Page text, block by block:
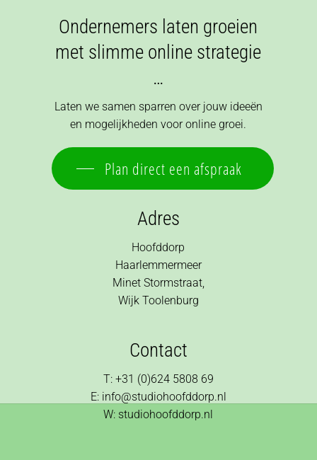
Ondernemers laten groeien
met slimme online strategie
…
Laten we samen sparren over jouw ideeën
en mogelijkheden voor online groei.
Plan direct een afspraak
Adres
Hoofddorp
Haarlemmermeer
Minet Stormstraat,
Wijk Toolenburg
Contact
T: +31 (0)624 5808 69
E: info@studiohoofddorp.nl
W: studiohoofddorp.nl